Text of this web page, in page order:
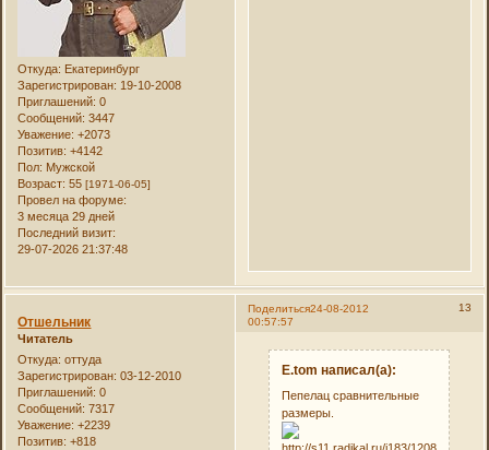
Откуда: Екатеринбург
Зарегистрирован: 19-10-2008
Приглашений: 0
Сообщений: 3447
Уважение: +2073
Позитив: +4142
Пол: Мужской
Возраст: 55[1971-06-05]
Провел на форуме:
3 месяца 29 дней
Последний визит:
29-07-2026 21:37:48
Поделиться 13
24-08-2012
00:57:57
Отшельник
Читатель
Откуда: оттуда
Зарегистрирован: 03-12-2010
Приглашений: 0
Сообщений: 7317
Уважение: +2239
Позитив: +818
E.tom написал(а):
Пепелац сравнительные
размеры.